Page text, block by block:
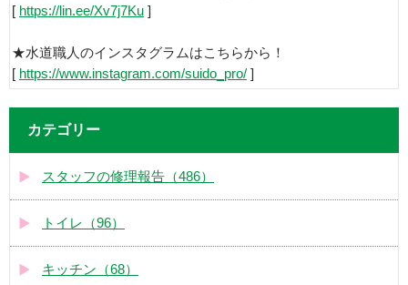
[ https://lin.ee/Xv7j7Ku ]
★水道職人のインスタグラムはこちらから！
[ https://www.instagram.com/suido_pro/ ]
カテゴリー
スタッフの修理報告（486）
トイレ（96）
キッチン（68）